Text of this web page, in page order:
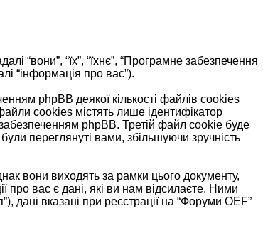
“вони”, “їх”, “їхнє”, “Програмне забезпечення
“інформація про вас”).
phpBB деякої кількості файлів cookies
cookies містять лише ідентифікатор
забезпеченням phpBB. Третій файл cookie буде
переглянуті вами, збільшуючи зручність
вони виходять за рамки цього документу,
вас є дані, які ви нам відсилаєте. Ними
дані вказані при реєстрації на “Форуми OEF”